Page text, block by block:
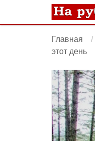
Главная
этот день